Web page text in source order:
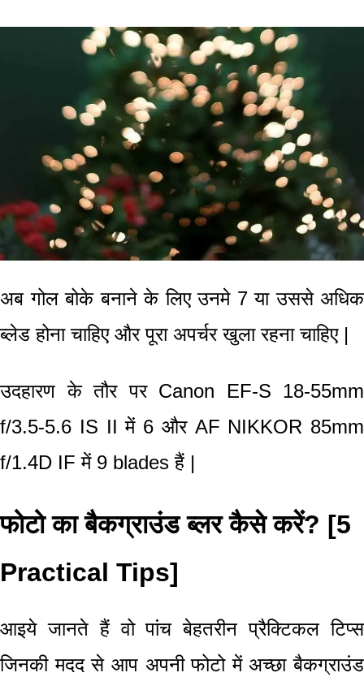
अब गोल बोके बनाने के लिए उनमे 7 या उससे अधिक
ब्लेड होना चाहिए और पूरा अपर्चर खुला रहना चाहिए |
उदहारण के तौर पर Canon EF-S 18-55mm
f/3.5-5.6 IS II में 6 और AF NIKKOR 85mm
f/1.4D IF में 9 blades हैं |
फोटो का बैकग्राउंड ब्लर कैसे करें? [5
Practical Tips]
आइये जानते हैं वो पांच बेहतरीन प्रैक्टिकल टिप्स
जिनकी मदद से आप अपनी फोटो में अच्छा बैकग्राउंड